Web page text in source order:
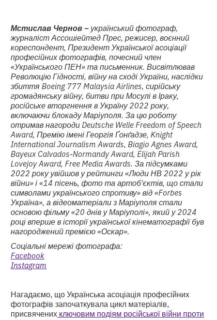
Мстислав Чернов – український фотограф,
журналіст Ассошіейтед Прес, режисер, воєнний
кореспондент, Президент Української асоціації
професійних фотографів, почесний член
«Українського ПЕН» та письменник. Висвітлював
Революцію Гідності, війну на сході України, наслідки
збиття Boeing 777 Malaysia Airlines, сирійську
громадянську війну, битви при Мосулі в Іраку,
російське вторгнення в Україну 2022 року,
включаючи блокаду Маріуполя. За цю роботу
отримав нагороди Deutsche Welle Freedom of Speech
Award, Премію імені Георгія Ґонґадзе, Knight
International Journalism Awards, Biagio Agnes Award,
Bayeux Calvados-Normandy Award, Elijah Parish
Lovejoy Award, Free Media Awards. За підсумками
2022 року увійшов у рейтинги «Люди НВ 2022 у рік
війни» і «14 пісень, фото та артоб'єктів, що стали
символами українського спротиву» від «Forbes
Україна», а відеоматеріали з Маріуполя стали
основою фільму «20 днів у Маріуполі», який у 2024
році вперше в історії української кінематографії був
нагороджений премією «Оскар».
Соціальні мережі фотографа:
Facebook
Instagram
Нагадаємо, що Українська асоціація професійних
фотографів започаткувала цикл матеріалів,
присвячених ключовим подіям російської війни проти